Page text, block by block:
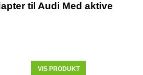
til Audi Med aktive
VIS PRODUKT